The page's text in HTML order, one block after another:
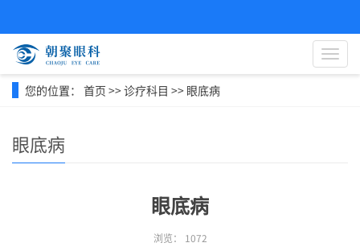
导
航
您的位置： 首页 >>诊疗科目 >> 眼底病
眼底病
眼底病
浏览： 1072